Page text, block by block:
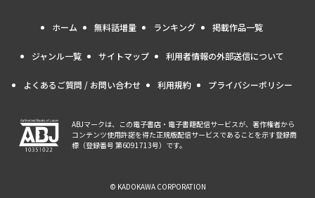
ホーム 無料話増量 ランキング 掲載作品一覧
ジャンル一覧 サイトマップ 利用者情報の外部送信について
よくあるご質問 / お問い合わせ 利用規約 プライバシーポリシー
ABJマークは、この電子書店・電子書籍配信サービスが、著作権者から
コンテンツ使用許諾を得た正規版配信サービスであることを示す登録商
標（登録番号 第6091713号）です。
© KADOKAWA CORPORATION